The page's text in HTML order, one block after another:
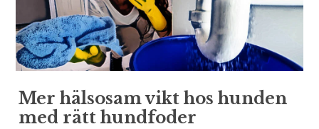
Mer hälsosam vikt hos hunden
med rätt hundfoder